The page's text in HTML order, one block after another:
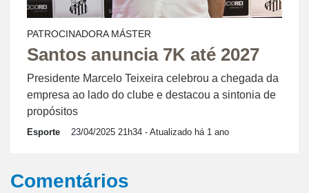
PATROCINADORA MÁSTER
Santos anuncia 7K até 2027
Presidente Marcelo Teixeira celebrou a chegada da
empresa ao lado do clube e destacou a sintonia de
propósitos
Esporte 23/04/2025 21h34 - Atualizado há 1 ano
Comentários